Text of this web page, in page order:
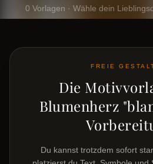
0 Vorlagen · Wähle dein
FREIE
Die
Blumenherz
Du kannst trotzdem sofort